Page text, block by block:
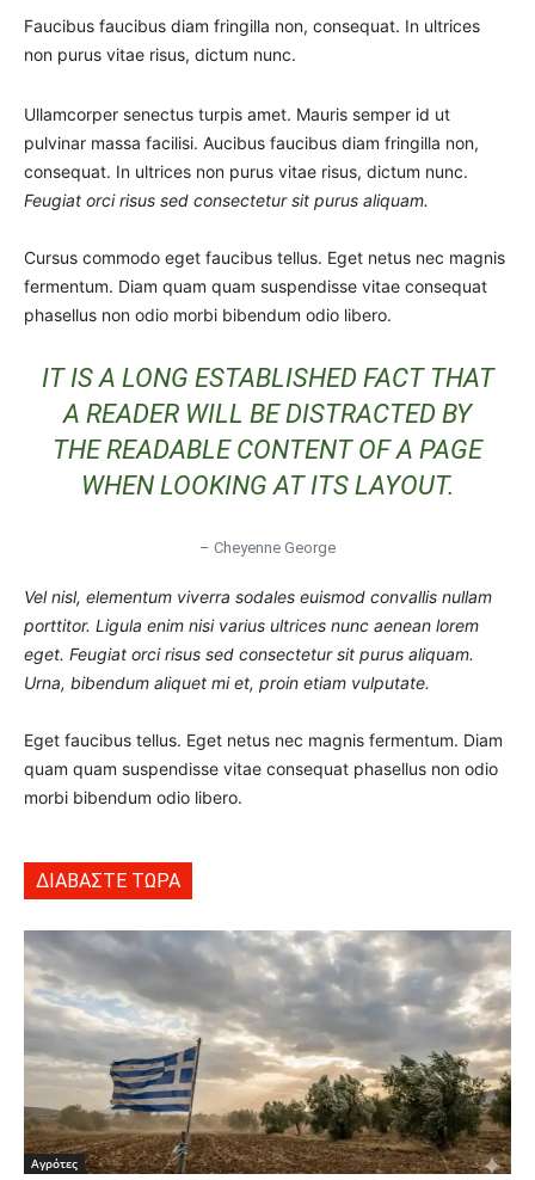
Faucibus faucibus diam fringilla non, consequat. In ultrices
non purus vitae risus, dictum nunc.
Ullamcorper senectus turpis amet. Mauris semper id ut
pulvinar massa facilisi. Aucibus faucibus diam fringilla non,
consequat. In ultrices non purus vitae risus, dictum nunc.
Feugiat orci risus sed consectetur sit purus aliquam.
Cursus commodo eget faucibus tellus. Eget netus nec magnis
fermentum. Diam quam quam suspendisse vitae consequat
phasellus non odio morbi bibendum odio libero.
IT IS A LONG ESTABLISHED FACT THAT
A READER WILL BE DISTRACTED BY
THE READABLE CONTENT OF A PAGE
WHEN LOOKING AT ITS LAYOUT.
– Cheyenne George
Vel nisl, elementum viverra sodales euismod convallis nullam
porttitor. Ligula enim nisi varius ultrices nunc aenean lorem
eget. Feugiat orci risus sed consectetur sit purus aliquam.
Urna, bibendum aliquet mi et, proin etiam vulputate.
Eget faucibus tellus. Eget netus nec magnis fermentum. Diam
quam quam suspendisse vitae consequat phasellus non odio
morbi bibendum odio libero.
ΔΙΑΒΑΣΤΕ ΤΩΡΑ
Αγρότες